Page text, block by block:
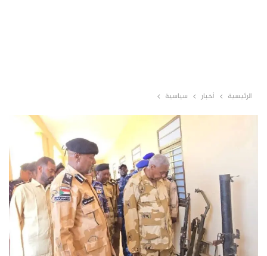
الرئيسية أخبار سياسية